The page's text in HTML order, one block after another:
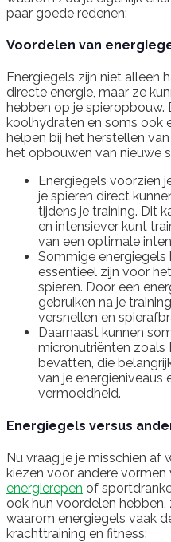
paar goede redenen:
Voordelen van
Energiegels zijn niet alleen
directe energie, maar ze
hebben op je
koolhydraten en soms ook
helpen bij het herstellen
het opbouwen van nieuwe
Energiegels voorzien
je spieren direct
tijdens je training. Dit
en intensiever kunt
van een optimale
Sommige
essentieel zijn voor
spieren. Door een
gebruiken na je
versnellen en
Daarnaast kunnen
micronutriënten zoals
bevatten, die
van je energieniveaus
vermoeidheid.
Energiegels versus
Nu vraag je je misschien af
kiezen voor andere
energierepen of
ook hun voordelen hebben,
waarom energiegels vaak
krachttraining en fitness: